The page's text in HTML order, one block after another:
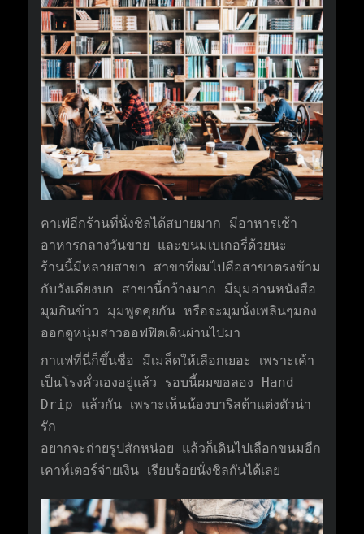
คาเฟ่อีกร้านที่นั่งชิลได้สบายมาก มีอาหารเช้า
อาหารกลางวันขาย และขนมเบเกอรี่ด้วยนะ
ร้านนี้มีหลายสาขา สาขาที่ผมไปคือสาขาตรงข้าม
กับวังเคียงบก สาขานี้กว้างมาก มีมุมอ่านหนังสือ
มุมกินข้าว มุมพูดคุยกัน หรือจะมุมนั่งเพลินๆมอง
ออกดูหนุ่มสาวออฟฟิตเดินผ่านไปมา
กาแฟที่นี่ก็ขึ้นชื่อ มีเมล็ดให้เลือกเยอะ เพราะเค้า
เป็นโรงคั่วเองอยู่แล้ว รอบนี้ผมขอลอง Hand
Drip แล้วกัน เพราะเห็นน้องบาริสต้าแต่งตัวน่า
รัก
อยากจะถ่ายรูปสักหน่อย แล้วก็เดินไปเลือกขนมอีก
เคาท์เตอร์จ่ายเงิน เรียบร้อยนั่งชิลกันได้เลย